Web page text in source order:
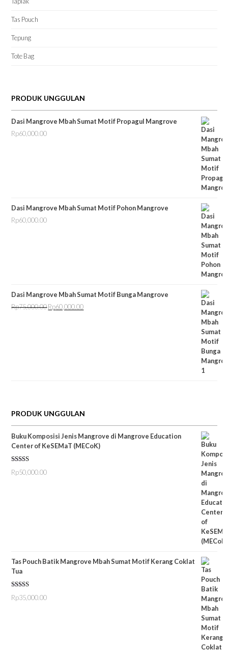
Tas Pouch
Tepung
Tote Bag
PRODUK UNGGULAN
Dasi Mangrove Mbah Sumat Motif Propagul Mangrove
Rp60,000.00
Dasi Mangrove Mbah Sumat Motif Pohon Mangrove
Rp60,000.00
Dasi Mangrove Mbah Sumat Motif Bunga Mangrove
Rp75,000.00Rp60,000.00
PRODUK UNGGULAN
Buku Komposisi Jenis Mangrove di Mangrove Education
Center of KeSEMaT (MECoK)
Dinilai5.00
dari 5
Rp50,000.00
Tas Pouch Batik Mangrove Mbah Sumat Motif Kerang Coklat
Tua
Dinilai5.00
dari 5
Rp35,000.00